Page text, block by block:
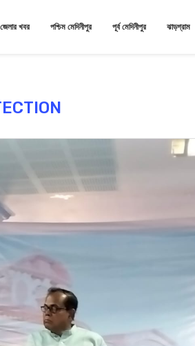
জেলার খবর পশ্চিম মেদিনীপুর পূর্ব মেদিনীপুর ঝাড়গ্রাম